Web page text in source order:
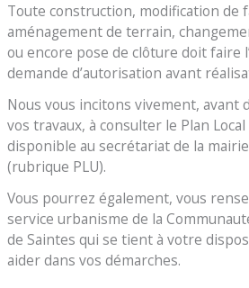
Toute construction, modification de
aménagement de terrain,
ou encore pose de clôture doit faire
demande d’autorisation avant
Nous vous incitons vivement, avant
vos travaux, à consulter le Plan Local
disponible au secrétariat de la
(rubrique PLU).
Vous pourrez également, vous
service urbanisme de la
de Saintes qui se tient à votre
aider dans vos démarches.